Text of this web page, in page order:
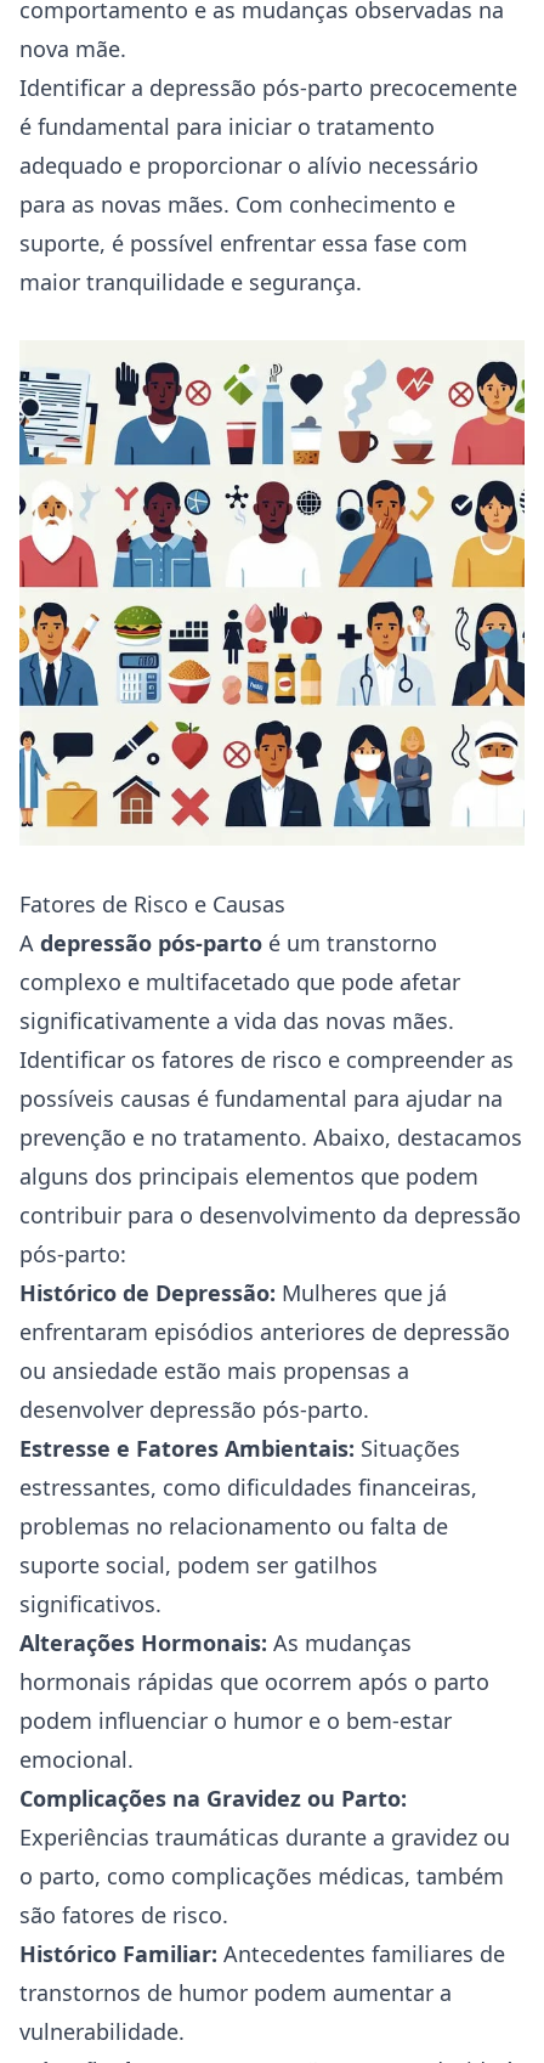
comportamento e as mudanças observadas na
nova mãe.
Identificar a depressão pós-parto precocemente
é fundamental para iniciar o tratamento
adequado e proporcionar o alívio necessário
para as novas mães. Com conhecimento e
suporte, é possível enfrentar essa fase com
maior tranquilidade e segurança.
Fatores de Risco e Causas
A depressão pós-parto é um transtorno
complexo e multifacetado que pode afetar
significativamente a vida das novas mães.
Identificar os fatores de risco e compreender as
possíveis causas é fundamental para ajudar na
prevenção e no tratamento. Abaixo, destacamos
alguns dos principais elementos que podem
contribuir para o desenvolvimento da depressão
pós-parto:
Histórico de Depressão: Mulheres que já
enfrentaram episódios anteriores de depressão
ou ansiedade estão mais propensas a
desenvolver depressão pós-parto.
Estresse e Fatores Ambientais: Situações
estressantes, como dificuldades financeiras,
problemas no relacionamento ou falta de
suporte social, podem ser gatilhos
significativos.
Alterações Hormonais: As mudanças
hormonais rápidas que ocorrem após o parto
podem influenciar o humor e o bem-estar
emocional.
Complicações na Gravidez ou Parto:
Experiências traumáticas durante a gravidez ou
o parto, como complicações médicas, também
são fatores de risco.
Histórico Familiar: Antecedentes familiares de
transtornos de humor podem aumentar a
vulnerabilidade.